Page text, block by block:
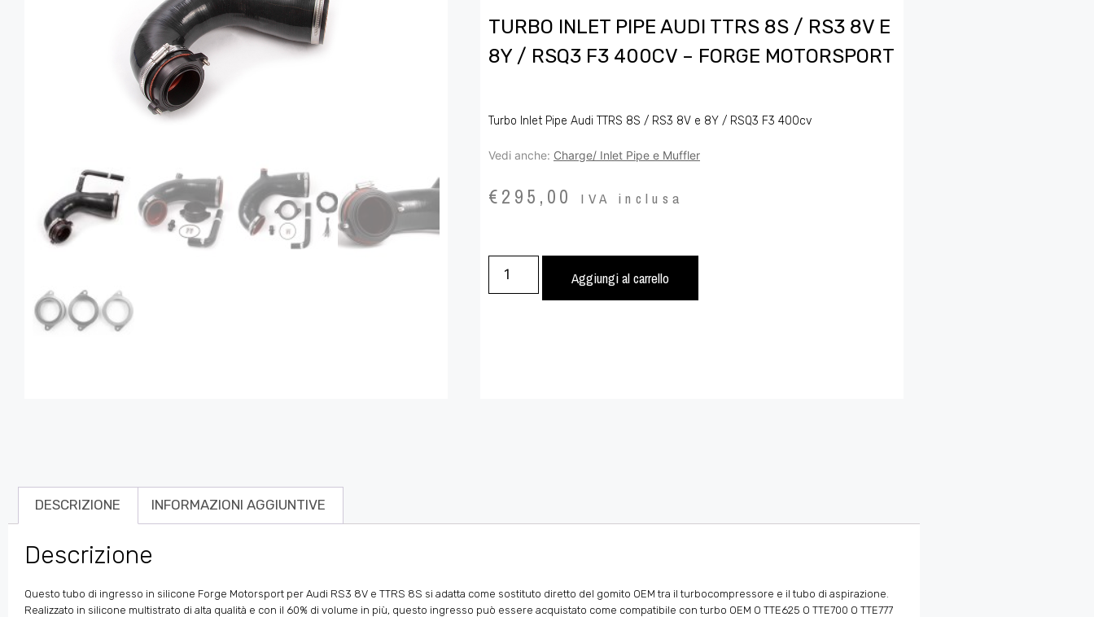
TURBO INLET PIPE AUDI TTRS 8S / RS3 8V E
8Y / RSQ3 F3 400CV – FORGE MOTORSPORT
Turbo Inlet Pipe Audi TTRS 8S / RS3 8V e 8Y / RSQ3 F3 400cv
Vedi anche: Charge/ Inlet Pipe e Muffler
€295,00 IVA inclusa
Aggiungi al carrello
DESCRIZIONE INFORMAZIONI AGGIUNTIVE
Descrizione
Questo tubo di ingresso in silicone Forge Motorsport per Audi RS3 8V e TTRS 8S si adatta come sostituto diretto del gomito OEM tra il turbocompressore e il tubo di aspirazione.
Realizzato in silicone multistrato di alta qualità e con il 60% di volume in più, questo ingresso può essere acquistato come compatibile con turbo OEM O TTE625 O TTE700 O TTE777